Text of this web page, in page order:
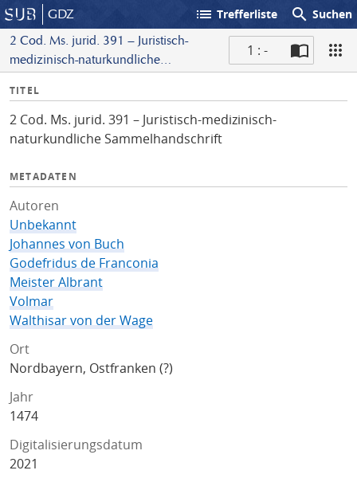
GDZ list Trefferliste search Suchen
2 Cod. Ms. jurid. 391 – Juristisch-
medizinisch-naturkundliche
1 : -
I
f
o
TITEL
2 Cod. Ms. jurid. 391 – Juristisch-medizinisch-
naturkundliche Sammelhandschrift
METADATEN
Autoren
Unbekannt
Johannes von Buch
Godefridus de Franconia
Meister Albrant
Volmar
Walthisar von der Wage
Ort
Nordbayern, Ostfranken (?)
Jahr
1474
Digitalisierungsdatum
2021